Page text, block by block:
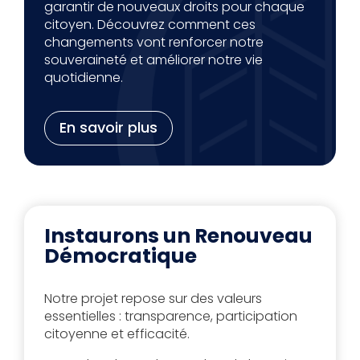
garantir de nouveaux droits pour chaque
citoyen. Découvrez comment ces
changements vont renforcer notre
souveraineté et améliorer notre vie
quotidienne.
En savoir plus
Instaurons un Renouveau
Démocratique
Notre projet repose sur des valeurs
essentielles : transparence, participation
citoyenne et efficacité.